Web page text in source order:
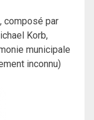
, composé par
Korb,
municipale
inconnu)